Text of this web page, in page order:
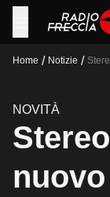
Home / Notizie /
NOVITÀ